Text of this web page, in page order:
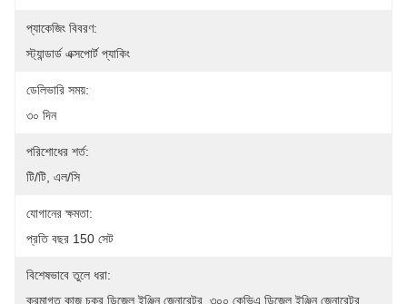
প্যাকেজিং বিবরণ:
স্ট্যান্ডার্ড এক্সপোর্ট প্যাকিং
ডেলিভারি সময়:
৩০ দিন
পরিশোধের শর্ত:
টি/টি, এল/সি
যোগানের ক্ষমতা:
প্রতি বছর 150 সেট
বিশেষভাবে তুলে ধরা:
ক্রমাগত কাজ চক্র ডিজেল ইঞ্জিন জেনারেটর ৩০০ কেভিএ ডিজেল ইঞ্জিন জেনারেটর